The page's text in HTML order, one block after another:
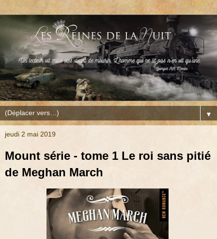
▼
jeudi 2 mai 2019
Mount série - tome 1 Le roi sans pitié
de Meghan March